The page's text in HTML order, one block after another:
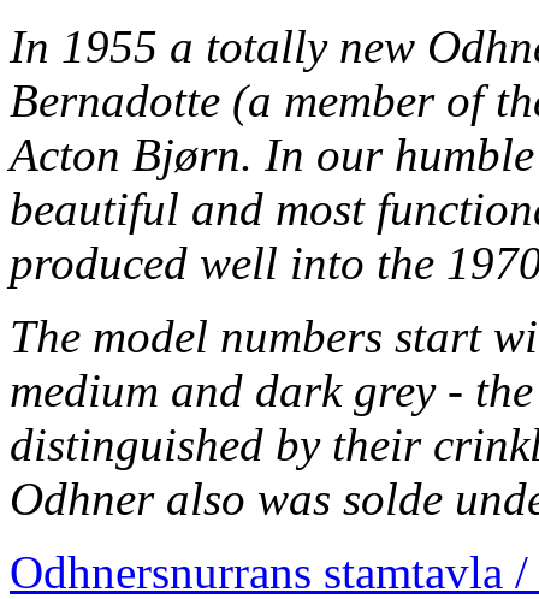
In 1955 a totally new
Bernadotte (a member of
Acton Bjørn. In our
beautiful and most
produced well into the
The model numbers start
medium and dark grey -
distinguished by their
Odhner also was solde
Odhnersnurrans stamtavla